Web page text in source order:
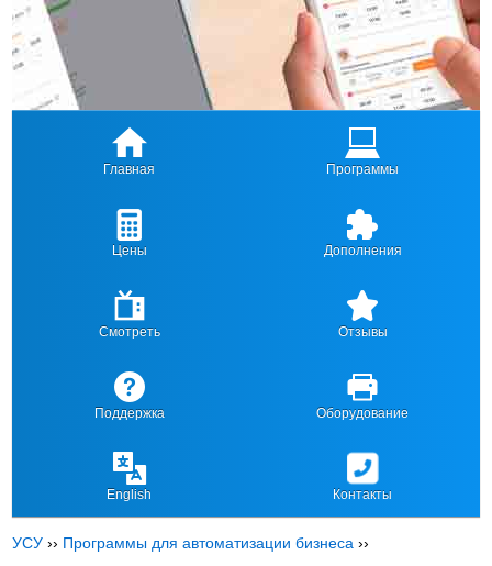
Главная Программы
Цены Дополнения
Смотреть Отзывы
Поддержка Оборудование
English Контакты
УСУ ›› Программы для автоматизации бизнеса ››